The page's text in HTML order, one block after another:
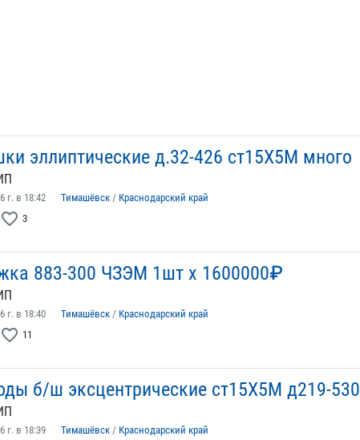
эллиптические д.32-426 ст15Х5М много
г. в 18:42 Тимашёвск / Краснодарский край
favorite_border 3
883-300 ЧЗЭМ 1шт х 1600000₽
г. в 18:40 Тимашёвск / Краснодарский край
favorite_border 11
б/ш эксцентрические ст15Х5М д219-530
г. в 18:39 Тимашёвск / Краснодарский край